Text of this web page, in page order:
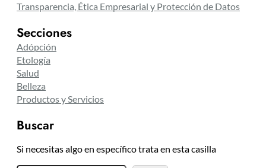
Transparencia, Ética Empresarial y Protección de Datos
Secciones
Adópción
Etología
Salud
Belleza
Productos y Servicios
Buscar
Si necesitas algo en específico trata en esta casilla